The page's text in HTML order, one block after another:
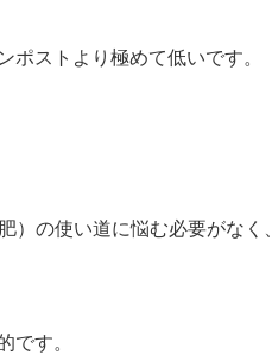
ストより極めて低いです。
）の使い道に悩む必要がなく
です。